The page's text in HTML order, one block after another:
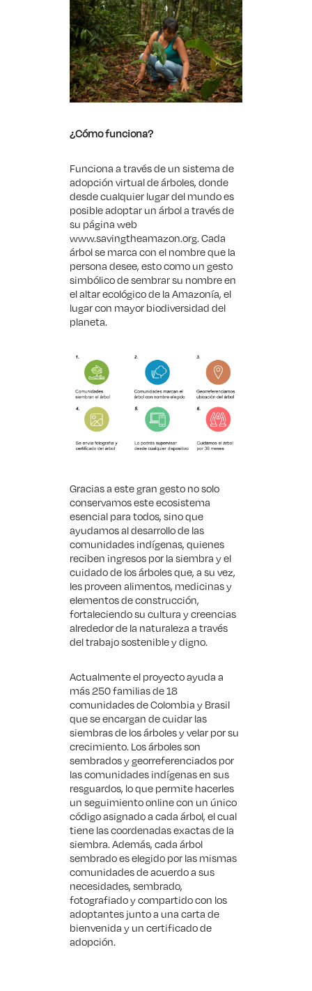
¿Cómo funciona?
Funciona a través de un sistema de
adopción virtual de árboles, donde
desde cualquier lugar del mundo es
posible adoptar un árbol a través de
su página web
www.savingtheamazon.org. Cada
árbol se marca con el nombre que la
persona desee, esto como un gesto
simbólico de sembrar su nombre en
el altar ecológico de la Amazonía, el
lugar con mayor biodiversidad del
planeta.
Gracias a este gran gesto no solo
conservamos este ecosistema
esencial para todos, sino que
ayudamos al desarrollo de las
comunidades indígenas, quienes
reciben ingresos por la siembra y el
cuidado de los árboles que, a su vez,
les proveen alimentos, medicinas y
elementos de construcción,
fortaleciendo su cultura y creencias
alrededor de la naturaleza a través
del trabajo sostenible y digno.
Actualmente el proyecto ayuda a
más 250 familias de 18
comunidades de Colombia y Brasil
que se encargan de cuidar las
siembras de los árboles y velar por su
crecimiento. Los árboles son
sembrados y georreferenciados por
las comunidades indígenas en sus
resguardos, lo que permite hacerles
un seguimiento online con un único
código asignado a cada árbol, el cual
tiene las coordenadas exactas de la
siembra. Además, cada árbol
sembrado es elegido por las mismas
comunidades de acuerdo a sus
necesidades, sembrado,
fotografiado y compartido con los
adoptantes junto a una carta de
bienvenida y un certificado de
adopción.